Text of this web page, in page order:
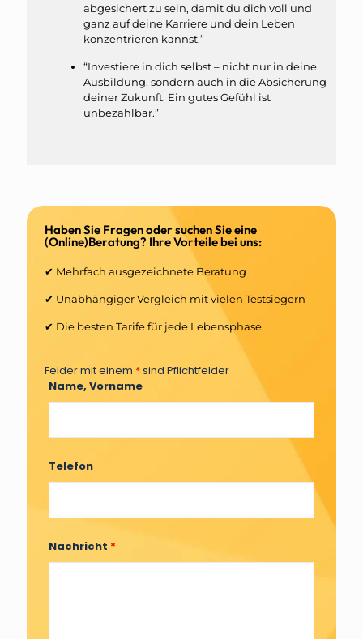
abgesichert zu sein, damit du dich voll und
ganz auf deine Karriere und dein Leben
konzentrieren kannst.”
“Investiere in dich selbst – nicht nur in deine
Ausbildung, sondern auch in die Absicherung
deiner Zukunft. Ein gutes Gefühl ist
unbezahlbar.”
Haben Sie Fragen oder suchen Sie eine
(Online)Beratung? Ihre Vorteile bei uns:
✔ Mehrfach ausgezeichnete Beratung
✔ Unabhängiger Vergleich mit vielen Testsiegern
✔ Die besten Tarife für jede Lebensphase
Felder mit einem *sind Pflichtfelder
Name, Vorname
Telefon
Nachricht *